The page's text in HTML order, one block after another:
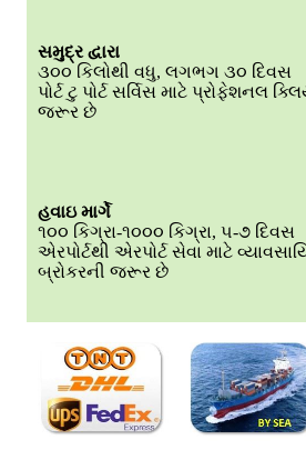
સમુદ્ર દ્વારા
૩૦૦ કિલોથી વધુ, લગભગ ૩૦ દિવસ
પોર્ટ ટુ પોર્ટ સર્વિસ માટે પ્રોફેશનલ
જરૂર છે
હવાઇ માર્ગે
૧૦૦ કિગ્રા-૧૦૦૦ કિગ્રા, ૫-૭ દિવસ
એરપોર્ટથી એરપોર્ટ સેવા માટે
બ્રોકરની જરૂર છે